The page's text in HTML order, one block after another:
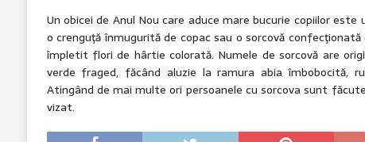
Un obicei de Anul Nou care aduce mare bucurie copiilor
o crenguţă înmugurită de copac sau o sorcovă
împletit flori de hârtie colorată. Numele de sorcovă are
verde fraged, făcând aluzie la ramura abia îmbobocită,
Atingând de mai multe ori persoanele cu sorcova sunt
vizat.